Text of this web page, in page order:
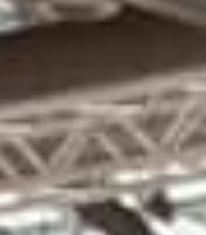
Empresa
Conocimiento
Carrera